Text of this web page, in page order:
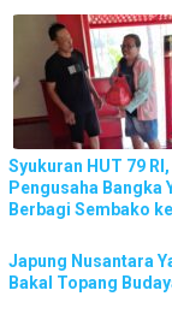
Syukuran HUT 79 RI,
Pengusaha Bangka
Berbagi Sembako
Japung Nusantara
Bakal Topang